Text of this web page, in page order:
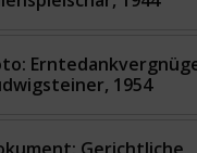
1954
Gerichtliche